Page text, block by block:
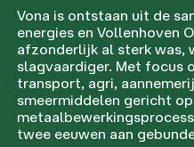
Vona is ontstaan uit de
energies en Vollenhoven
afzonderlijk al sterk was,
slagvaardiger. Met focus
transport, agri,
smeermiddelen gericht op
twee eeuwen aan